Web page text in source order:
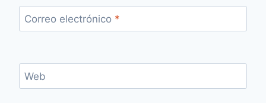
Correo electrónico *
Web